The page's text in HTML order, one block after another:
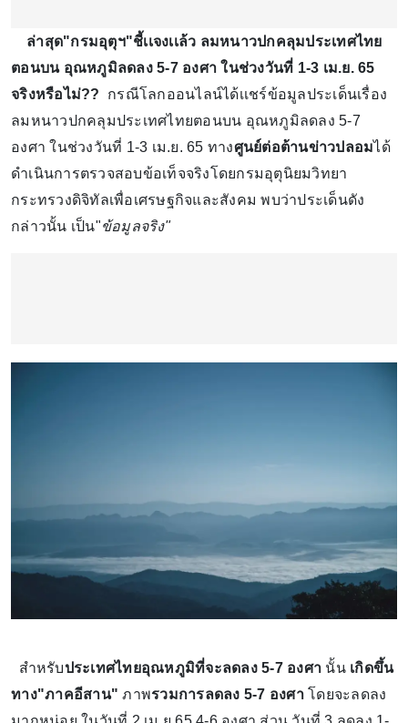
ล่าสุด"กรมอุตุฯ"ชี้เเจงเเล้ว ลมหนาวปกคลุมประเทศไทย
ตอนบน อุณหภูมิลดลง 5-7 องศา ในช่วงวันที่ 1-3 เม.ย. 65
จริงหรือไม่?? กรณีโลกออนไลน์ได้เเชร์ข้อมูลประเด็นเรื่อง
ลมหนาวปกคลุมประเทศไทยตอนบน อุณหภูมิลดลง 5-7
องศา ในช่วงวันที่ 1-3 เม.ย. 65 ทางศูนย์ต่อต้านข่าวปลอมได้
ดำเนินการตรวจสอบข้อเท็จจริงโดยกรมอุตุนิยมวิทยา
กระทรวงดิจิทัลเพื่อเศรษฐกิจและสังคม พบว่าประเด็นดัง
กล่าวนั้น เป็น"ข้อมูลจริง"
สำหรับประเทศไทยอุณหภูมิที่จะลดลง 5-7 องศา นั้น เกิดขึ้น
ทาง"ภาคอีสาน" ภาพรวมการลดลง 5-7 องศาโดยจะลดลง